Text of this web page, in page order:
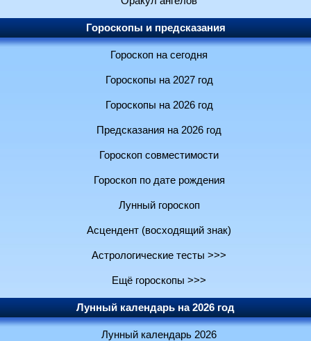
Гороскопы и предсказания
Гороскоп на сегодня
Гороскопы на 2027 год
Гороскопы на 2026 год
Предсказания на 2026 год
Гороскоп совместимости
Гороскоп по дате рождения
Лунный гороскоп
Асцендент (восходящий знак)
Астрологические тесты >>>
Ещё гороскопы >>>
Лунный календарь на 2026 год
Лунный календарь 2026